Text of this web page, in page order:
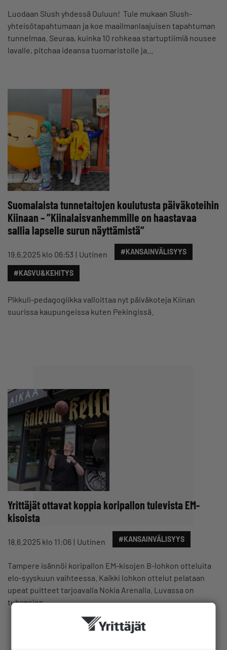
Luodaan Slush yhdessä Ouluun! Tule mukaan Slush-
yhteisötapahtumaan ja koe maailmanlaajuisen tapahtuman
tunnelmaa. Seuraa, kuinka 10 rohkeaa startuptiimiä nousee
lavalle, pitchaa ideansa tuomaristolle ja…
Suomalaista tunnetaitojen koulutusta päiväkoteihin
Kiinaan – ”Kiinalaisvanhemmille on haastavaa
sallia lapselle surun näyttämistä”
19.6.2025 klo 06:53 Uutinen #KANSAINVÄLISYYS
#KASVU&KEHITYS
Pikkuli-pedagogiikka valloittaa nyt päiväkoteja Kiinan
suurissa kaupungeissa kuten Pekingissä.
Yrittäjät ottavat koppia koripallon tulevista EM-
kisoista
18.6.2025 klo 11:06 Uutinen #KANSAINVÄLISYYS
Tampere isännöi koripallon EM-kisojen B-lohkon otteluita
elo-syyskuun vaihteessa. Kaikki lohkon ottelut pelataan
upeat puitteet tarjoavalla Nokia Arenalla. Luvassa on
tuhansien…